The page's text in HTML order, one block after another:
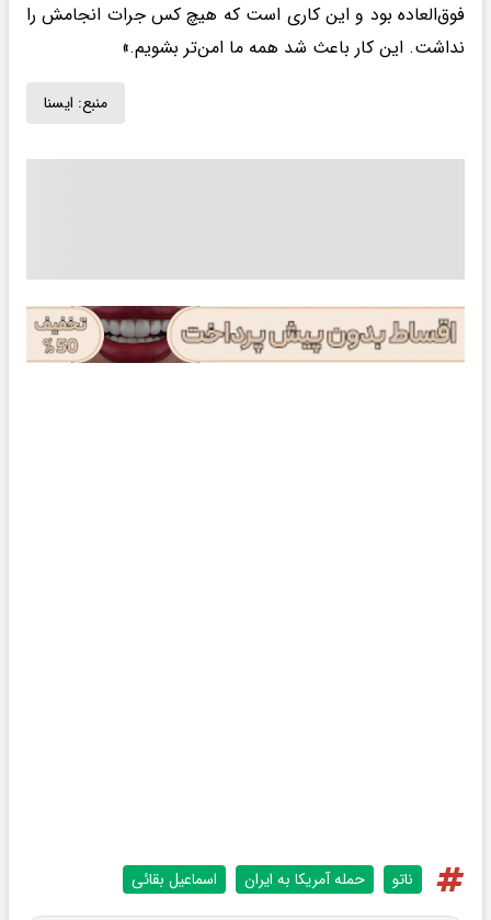
فوق‌العاده بود و این کاری است که هیچ کس جرات انجامش را
نداشت. این کار باعث شد همه ما امن‌تر بشویم.»
منبع: ايسنا
ناتو حمله آمریکا به ایران اسماعیل بقائی